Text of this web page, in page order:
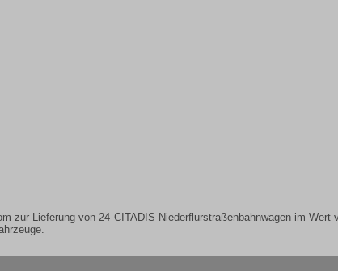
zur Lieferung von 24 CITADIS Niederflurstraßenbahnwagen im Wert